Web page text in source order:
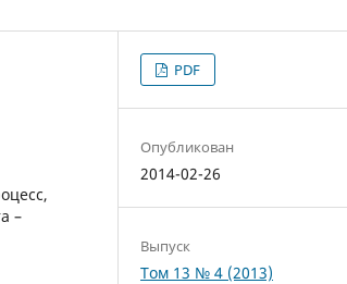
–
PDF
Опубликован
2014-02-26
Выпуск
Том 13 № 4 (2013)